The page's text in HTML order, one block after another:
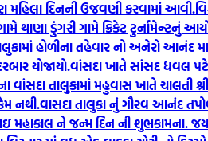
મહિલા દિનની ઉજવણી કરવામાં આવી.
થાણા ડુંગરી ગામે ક્રિકેટ ટુર્નામેન્ટનું
હોળીના તહેવાર નો અનેરો આનંદ
યોજાયો.વાંસદા ખાતે સાંસદ ધવલ
વાંસદા તાલુકામાં મહુવાસ ખાતે ચાલતી
નથી.વાસદા તાલુકા નું ગૌરવ આનંદ
મહાકાલ ને જન્મ દિન ની શુભકામના.